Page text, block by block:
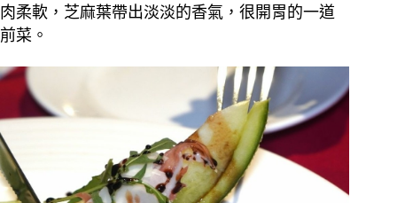
肉柔軟，芝麻葉帶出淡淡的香氣，很開胃的一道
前菜。